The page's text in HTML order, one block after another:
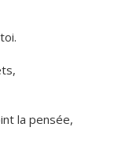
la pensée,